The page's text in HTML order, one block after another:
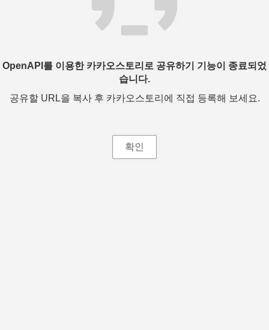
OpenAPI를 이용한 카카오스토리로 공유하기 기능이 종료되었
습니다.
공유할 URL을 복사 후 카카오스토리에 직접 등록해 보세요.
확인